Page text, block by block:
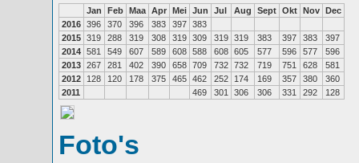
Jan Feb Maa Apr Mei Jun Jul Aug Sept Okt Nov Dec
2016 396 370 396 383 397 383
2015 319 288 319 308 319 309 319 319 383 397 383
397
2014 581 549 607 589 608 588 608 605 577 596 577
596
2013 267 281 402 390 658 709 732 732 719 751 628
581
2012
128 120 178 375 465 462 252 174 169 357 380
360
2011
469 301 306 306 331 292 128
Foto's